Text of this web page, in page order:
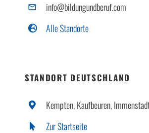
info@bildungundberuf.com
Alle Standorte
STANDORT DEUTSCHLAND
Kempten, Kaufbeuren,
Zur Startseite